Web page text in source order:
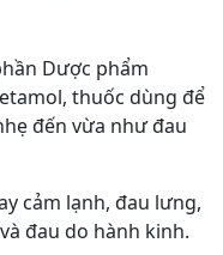
Dược phẩm
thuốc dùng để
đến vừa như đau
cảm lạnh, đau lưng,
đau do hành kinh.